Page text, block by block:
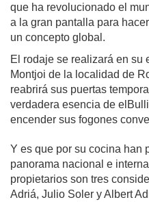
que ha revolucionado el
a la gran pantalla para
un concepto global.
El rodaje se realizará en su
Montjoi de la localidad de
reabrirá sus puertas
verdadera esencia de
encender sus fogones
Y es que por su cocina han
panorama nacional e
propietarios son tres
Adriá, Julio Soler y Albert